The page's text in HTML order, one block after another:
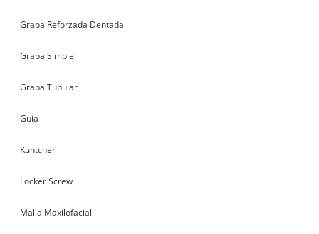
Grapa Reforzada Dentada
Grapa Simple
Grapa Tubular
Guía
Kuntcher
Locker Screw
Malla Maxilofacial